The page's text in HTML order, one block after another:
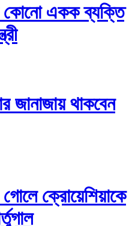
কোনো একক ব্যক্তি
জানাজায় থাকবেন
ক্রোয়েশিয়াকে